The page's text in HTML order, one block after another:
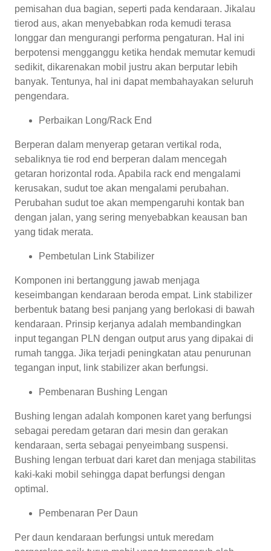
pemisahan dua bagian, seperti pada kendaraan. Jikalau
tierod aus, akan menyebabkan roda kemudi terasa
longgar dan mengurangi performa pengaturan. Hal ini
berpotensi mengganggu ketika hendak memutar kemudi
sedikit, dikarenakan mobil justru akan berputar lebih
banyak. Tentunya, hal ini dapat membahayakan seluruh
pengendara.
Perbaikan Long/Rack End
Berperan dalam menyerap getaran vertikal roda,
sebaliknya tie rod end berperan dalam mencegah
getaran horizontal roda. Apabila rack end mengalami
kerusakan, sudut toe akan mengalami perubahan.
Perubahan sudut toe akan mempengaruhi kontak ban
dengan jalan, yang sering menyebabkan keausan ban
yang tidak merata.
Pembetulan Link Stabilizer
Komponen ini bertanggung jawab menjaga
keseimbangan kendaraan beroda empat. Link stabilizer
berbentuk batang besi panjang yang berlokasi di bawah
kendaraan. Prinsip kerjanya adalah membandingkan
input tegangan PLN dengan output arus yang dipakai di
rumah tangga. Jika terjadi peningkatan atau penurunan
tegangan input, link stabilizer akan berfungsi.
Pembenaran Bushing Lengan
Bushing lengan adalah komponen karet yang berfungsi
sebagai peredam getaran dari mesin dan gerakan
kendaraan, serta sebagai penyeimbang suspensi.
Bushing lengan terbuat dari karet dan menjaga stabilitas
kaki-kaki mobil sehingga dapat berfungsi dengan
optimal.
Pembenaran Per Daun
Per daun kendaraan berfungsi untuk meredam